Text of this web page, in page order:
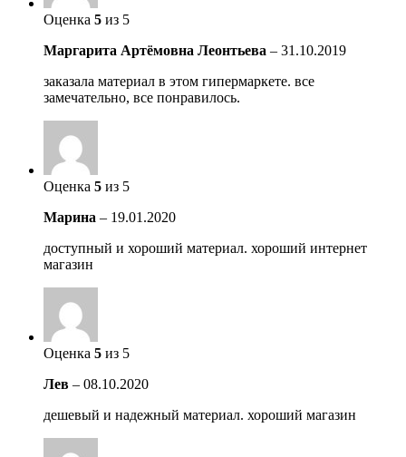
Оценка 5 из 5
Маргарита Артёмовна Леонтьева – 31.10.2019
заказала материал в этом гипермаркете. все
замечательно, все понравилось.
Оценка 5 из 5
Марина – 19.01.2020
доступный и хороший материал. хороший интернет
магазин
Оценка 5 из 5
Лев – 08.10.2020
дешевый и надежный материал. хороший магазин